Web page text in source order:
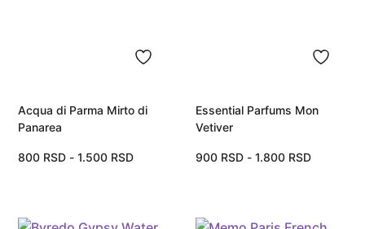
Acqua di Parma Mirto di
Panarea
800 RSD -1.500 RSD
Essential Parfums Mon
Vetiver
900 RSD- 1.800 RSD